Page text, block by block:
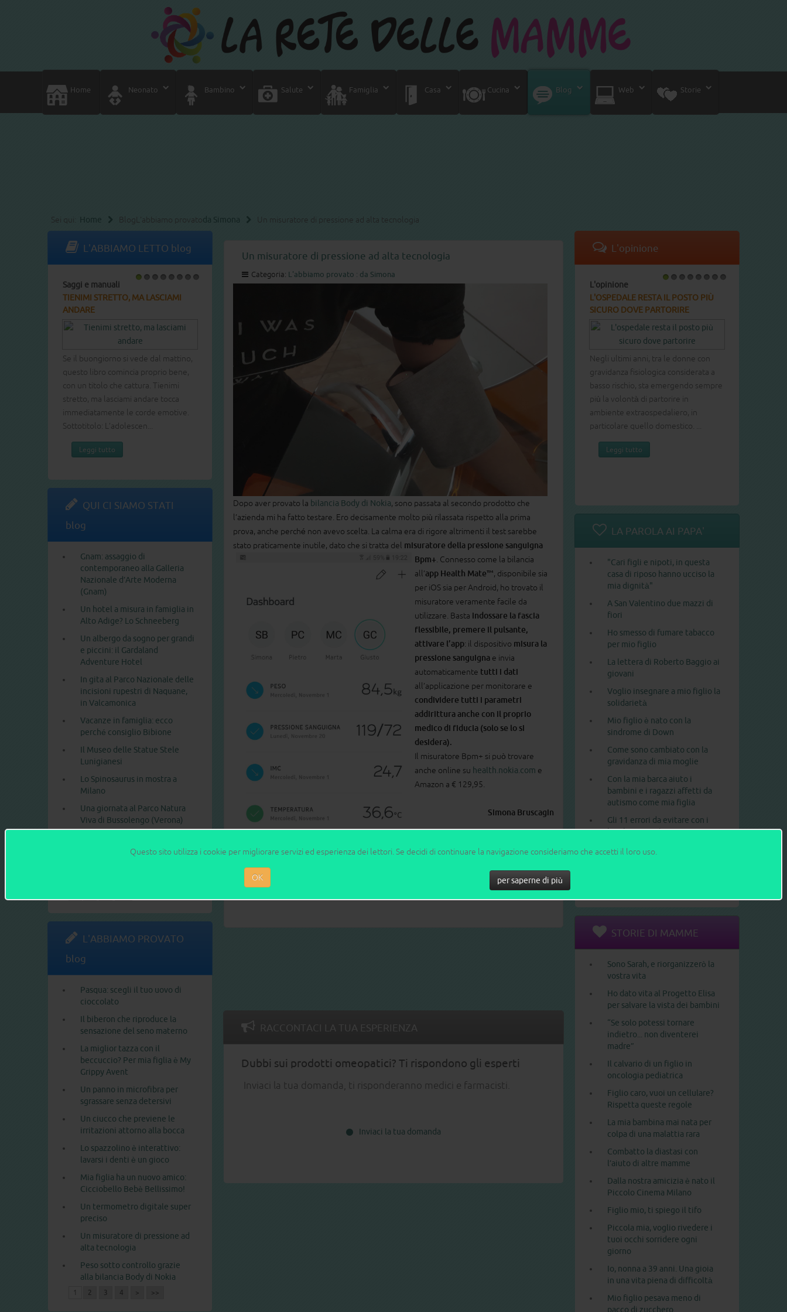
Questo sito utilizza i cookie per migliorare servizi ed esperienza dei lettori. Se decidi di continuare la navigazione consideriamo che accetti il loro uso.
OK per saperne di più
Home Neonato Bambino Salute Famiglia Casa Cucina Blog Web Storie
Sei qui: Home Blog L'abbiamo provato da Simona Un misuratore di pressione ad alta tecnologia
Un misuratore di pressione ad alta tecnologia
Categoria: L'abbiamo provato : da Simona
Dopo aver provato la bilancia Body di Nokia, sono passata al secondo prodotto che
l’azienda mi ha fatto testare. Ero decisamente molto più rilassata rispetto alla prima
prova, anche perché non avevo scelta. La calma era di rigore altrimenti il test sarebbe
stato praticamente inutile, dato che si tratta del misuratore della pressione sanguigna
Bpm+ Connesso come la bilancia
all’app Health Mate™, disponibile sia
per iOS sia per Android, ho trovato il
misuratore veramente facile da
utilizzare. Basta indossare la fascia
flessibile, premere il pulsante,
attivare l’app: il dispositivo misura la
pressione sanguigna e invia
automaticamente tutti i dati
all’applicazione per monitorare e
condividere tutti i parametri
addirittura anche con il proprio
medico di fiducia (solo se lo si
desidera).
Il misuratore Bpm+ si può trovare
anche online su health.nokia.com e
Amazon a € 129,95.
Simona Bruscagin
RACCONTACI LA TUA ESPERIENZA
Dubbi sui prodotti omeopatici? Ti rispondono gli esperti
Inviaci la tua domanda, ti risponderanno medici e farmacisti.
Inviaci la tua domanda
L'ABBIAMO LETTO blog
Saggi e manuali
TIENIMI STRETTO, MA LASCIAMI
ANDARE
Se il buongiorno si vede dal mattino,
questo libro comincia proprio bene,
con un titolo che cattura. Tienimi
stretto, ma lasciami andare tocca
immediatamente le corde emotive.
Sottotitolo: L’adolescen...
Leggi tutto
QUI CI SIAMO STATI
blog
Gnam: assaggio di
contemporaneo alla Galleria
Nazionale d’Arte Moderna
(Gnam)
Un hotel a misura in famiglia in
Alto Adige? Lo Schneeberg
Un albergo da sogno per grandi
e piccini: il Gardaland
Adventure Hotel
In gita al Parco Nazionale delle
incisioni rupestri di Naquane,
in Valcamonica
Vacanze in famiglia: ecco
perché consiglio Bibione
Il Museo delle Statue Stele
Lunigianesi
Lo Spinosaurus in mostra a
Milano
Una giornata al Parco Natura
Viva di Bussolengo (Verona)
100% a misura di famiglia
L'ABBIAMO PROVATO
blog
Pasqua: scegli il tuo uovo di
cioccolato
Il biberon che riproduce la
sensazione del seno materno
La miglior tazza con il
beccuccio? Per mia figlia è My
Grippy Avent
Un panno in microfibra per
sgrassare senza detersivi
Un ciucco che previene le
irritazioni attorno alla bocca
Lo spazzolino è interattivo:
lavarsi i denti è un gioco
Mia figlia ha un nuovo amico:
Cicciobello Bebè Bellissimo!
Un termometro digitale super
preciso
Un misuratore di pressione ad
alta tecnologia
Peso sotto controllo grazie
alla bilancia Body di Nokia
1 2 3 4 > >>
L'opinione
L'opinione
L'OSPEDALE RESTA IL POSTO PIÙ
SICURO DOVE PARTORIRE
Negli ultimi anni, tra le donne con
gravidanza fisiologica considerata a
basso rischio, sta emergendo sempre
più la volontà di partorire in
ambiente extraospedaliero, in
particolare quello domestico. ...
Leggi tutto
LA PAROLA AI PAPA'
"Cari figli e nipoti, in questa
casa di riposo hanno ucciso la
mia dignità"
A San Valentino due mazzi di
fiori
Ho smesso di fumare tabacco
per mio figlio
La lettera di Roberto Baggio ai
giovani
Voglio insegnare a mio figlio la
solidarietà
Mio figlio è nato con la
sindrome di Down
Come sono cambiato con la
gravidanza di mia moglie
Con la mia barca aiuto i
bambini e i ragazzi affetti da
autismo come mia figlia
Gli 11 errori da evitare con i
bambini piccoli
Le 10 frasi che un neopapà non
STORIE DI MAMME
Sono Sarah, e riorganizzerò la
vostra vita
Ho dato vita al Progetto Elisa
per salvare la vista dei bambini
“Se solo potessi tornare
indietro... non diventerei
madre”
Il calvario di un figlio in
oncologia pediatrica
Figlio caro, vuoi un cellulare?
Rispetta queste regole
La mia bambina mai nata per
colpa di una malattia rara
Combatto la diastasi con
l’aiuto di altre mamme
Dalla nostra amicizia è nato il
Piccolo Cinema Milano
Figlio mio, ti spiego il tifo
Piccola mia, voglio rivedere i
tuoi occhi sorridere ogni
giorno
Io, nonna a 39 anni. Una gioia
in una vita piena di difficoltà
Mio figlio pesava meno di
pacco di zucchero